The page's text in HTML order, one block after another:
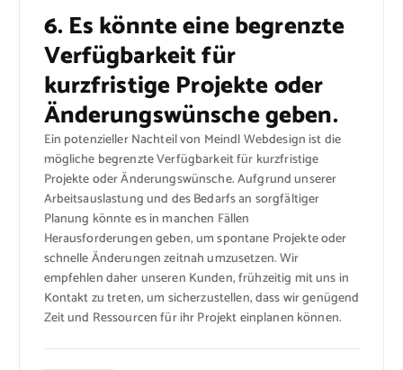
6. Es könnte eine begrenzte
Verfügbarkeit für
kurzfristige Projekte oder
Änderungswünsche geben.
Ein potenzieller Nachteil von Meindl Webdesign ist die
mögliche begrenzte Verfügbarkeit für kurzfristige
Projekte oder Änderungswünsche. Aufgrund unserer
Arbeitsauslastung und des Bedarfs an sorgfältiger
Planung könnte es in manchen Fällen
Herausforderungen geben, um spontane Projekte oder
schnelle Änderungen zeitnah umzusetzen. Wir
empfehlen daher unseren Kunden, frühzeitig mit uns in
Kontakt zu treten, um sicherzustellen, dass wir genügend
Zeit und Ressourcen für ihr Projekt einplanen können.